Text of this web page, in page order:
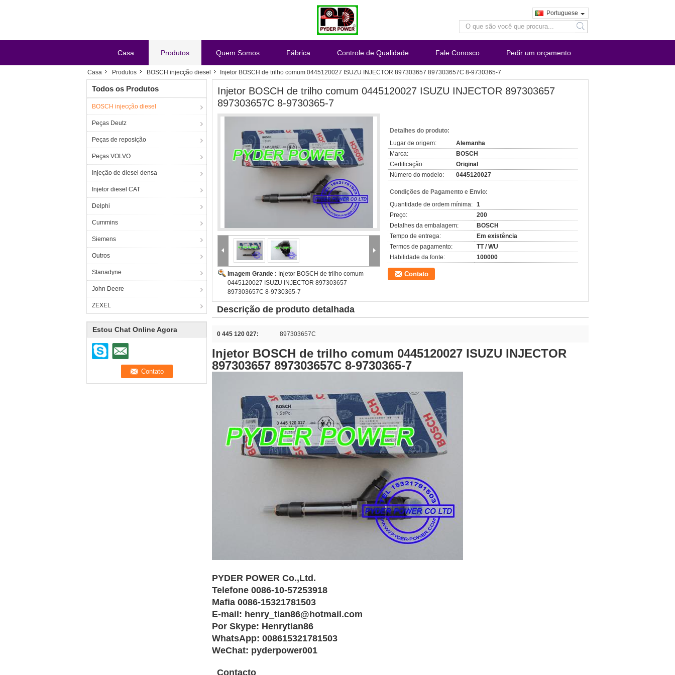
Portuguese
search
Casa Produtos Quem Somos Fábrica Controle de Qualidade Fale Conosco Pedir um orçamento
Casa Produtos BOSCH injecção diesel Injetor BOSCH de trilho comum 0445120027 ISUZU INJECTOR 897303657 897303657C 8-9730365-7
Todos os Produtos
BOSCH injecção diesel
Peças Deutz
Peças de reposição
Peças VOLVO
Injeção de diesel densa
Injetor diesel CAT
Delphi
Cummins
Siemens
Outros
Stanadyne
John Deere
ZEXEL
Estou Chat Online Agora
Injetor BOSCH de trilho comum 0445120027 ISUZU INJECTOR 897303657
897303657C 8-9730365-7
Imagem Grande : Injetor BOSCH de trilho comum
0445120027 ISUZU INJECTOR 897303657
897303657C 8-9730365-7
Detalhes do produto:
Lugar de origem:
Alemanha
Marca:
BOSCH
Certificação:
Original
Número do modelo:
0445120027
Condições de Pagamento e Envio:
Quantidade de ordem mínima: 1
Preço:
200
Detalhes da embalagem:
BOSCH
Tempo de entrega:
Em existência
Termos de pagamento:
TT / WU
Habilidade da fonte:
100000
Contato
Descrição de produto detalhada
0 445 120 027: 897303657C
Injetor BOSCH de trilho comum 0445120027 ISUZU INJECTOR
897303657 897303657C 8-9730365-7
PYDER POWER Co.,Ltd.
Telefone 0086-10-57253918
Mafia 0086-15321781503
E-mail: henry_tian86@hotmail.com
Por Skype: Henrytian86
WhatsApp: 008615321781503
WeChat: pyderpower001
Contacto